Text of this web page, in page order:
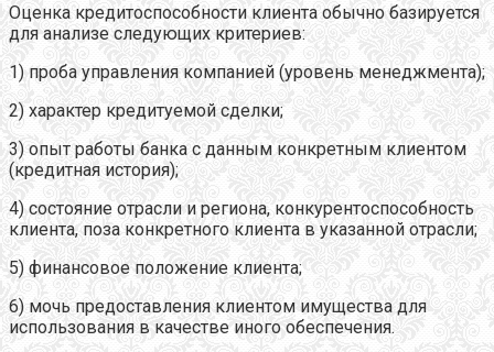
Оценка кредитоспособности клиента обычно базируется
для анализе следующих критериев:
1) проба управления компанией (уровень менеджмента);
2) характер кредитуемой сделки;
3) опыт работы банка с данным конкретным клиентом
(кредитная история);
4) состояние отрасли и региона, конкурентоспособность
клиента, поза конкретного клиента в указанной отрасли;
5) финансовое положение клиента;
6) мочь предоставления клиентом имущества для
использования в качестве иного обеспечения.